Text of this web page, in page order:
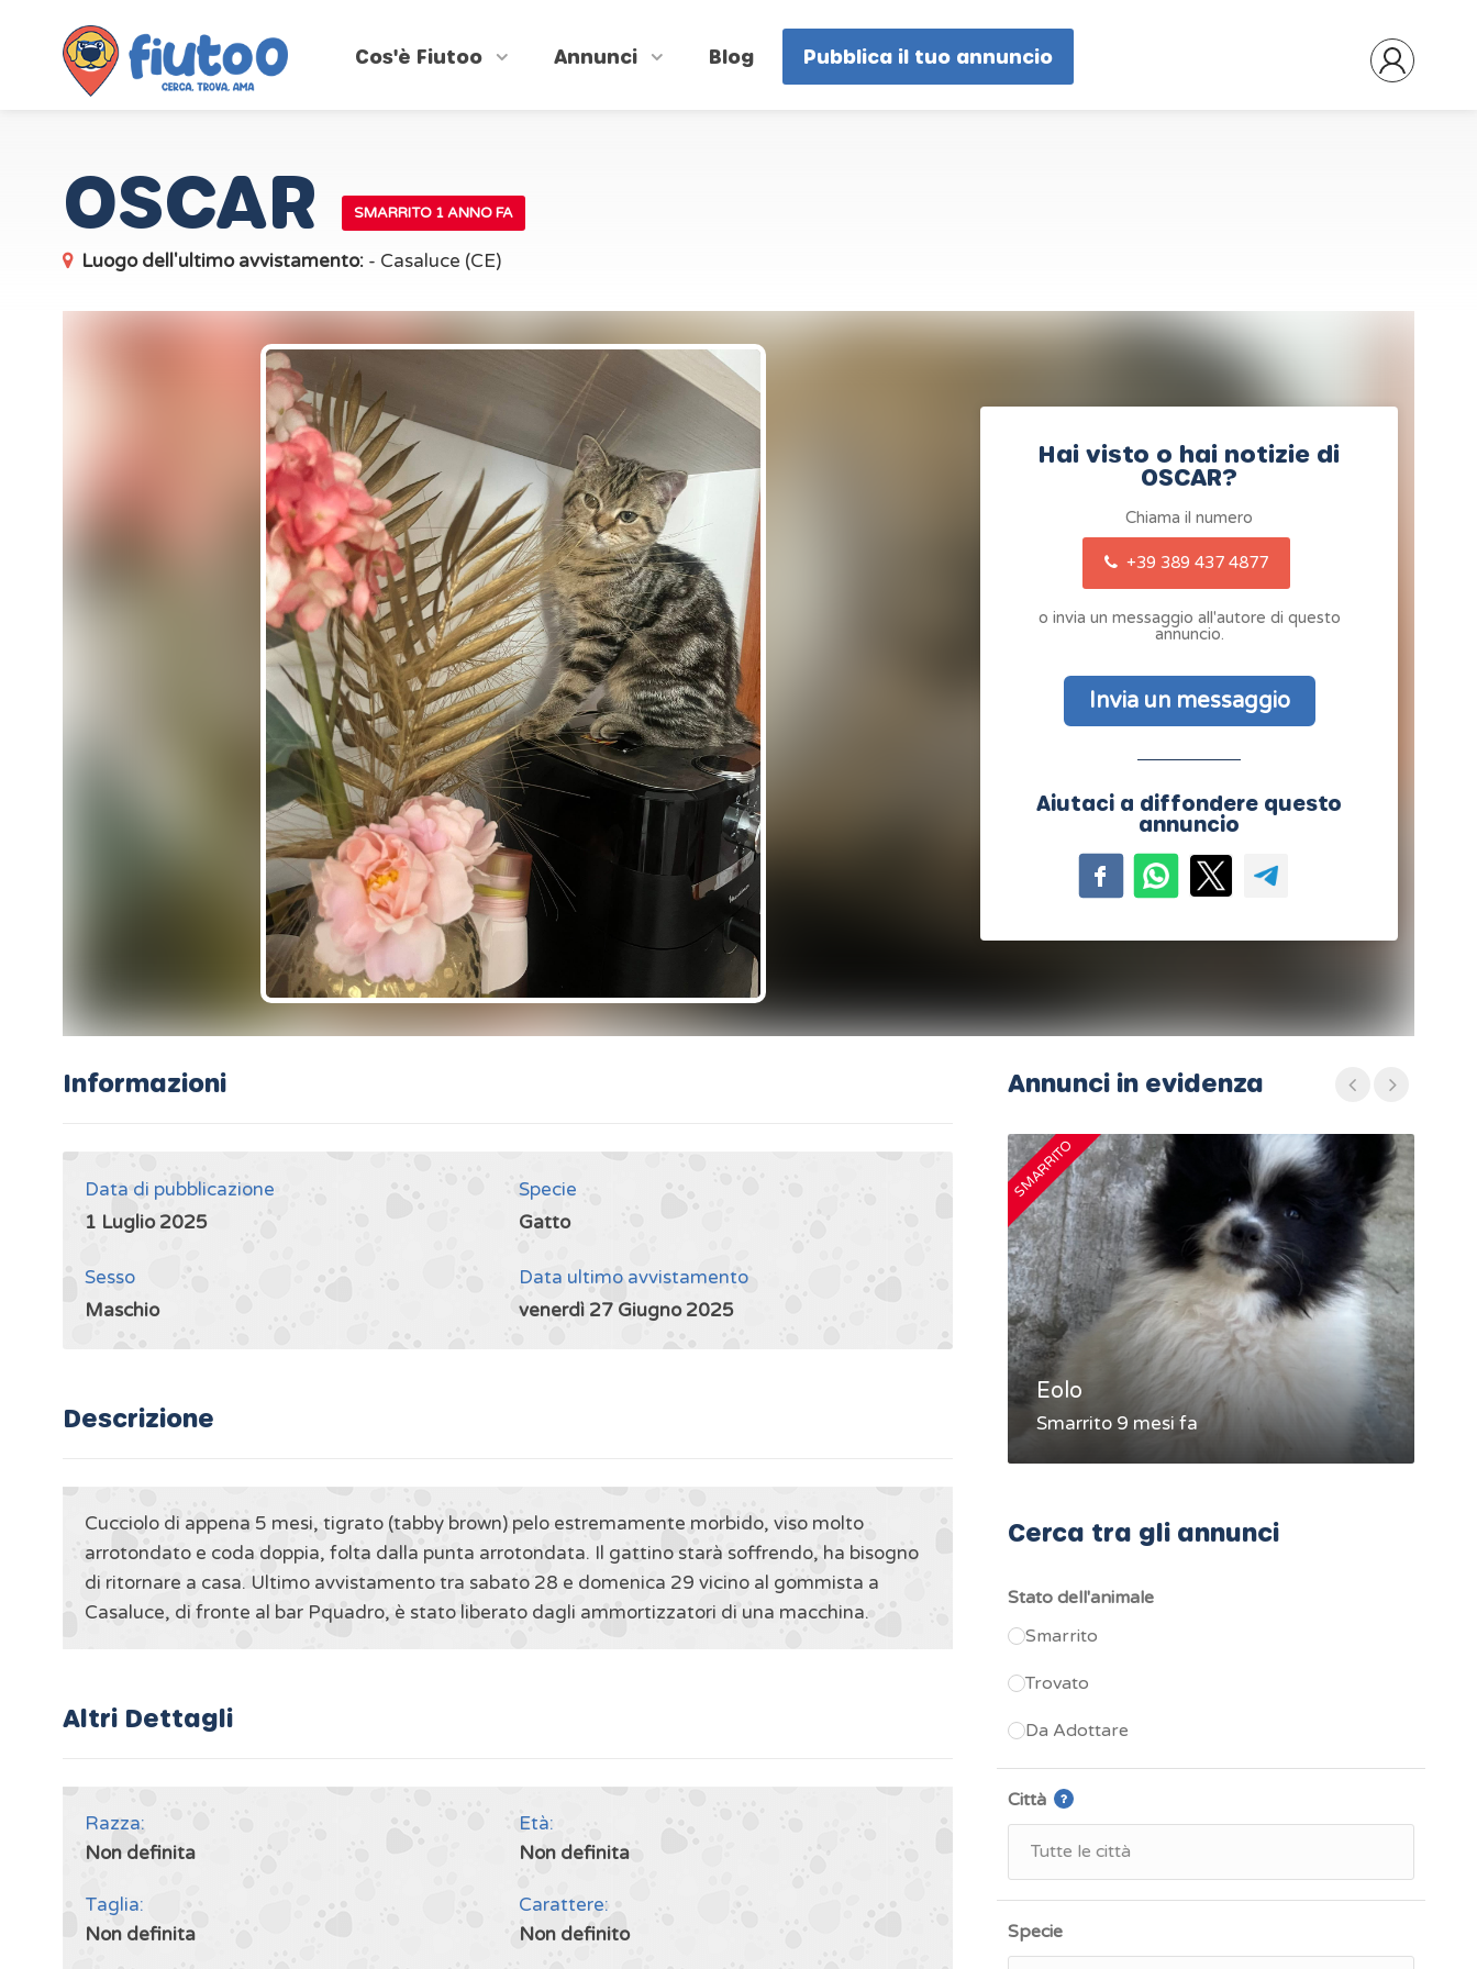
Cos'è Fiutoo Annunci Blog Pubblica il tuo annuncio
OSCAR SMARRITO 1 ANNO FA
Luogo dell'ultimo avvistamento: - Casaluce (CE)
Hai visto o hai notizie di
OSCAR?
Chiama il numero
+39 389 437 4877
o invia un messaggio all'autore di questo
annuncio.
Invia un messaggio
Aiutaci a diffondere questo
annuncio
Informazioni
Data di pubblicazione
1 Luglio 2025
Specie
Gatto
Sesso
Maschio
Data ultimo avvistamento
venerdì 27 Giugno 2025
Descrizione
Cucciolo di appena 5 mesi, tigrato (tabby brown) pelo estremamente morbido, viso molto
arrotondato e coda doppia, folta dalla punta arrotondata. Il gattino starà soffrendo, ha bisogno
di ritornare a casa. Ultimo avvistamento tra sabato 28 e domenica 29 vicino al gommista a
Casaluce, di fronte al bar Pquadro, è stato liberato dagli ammortizzatori di una macchina.
Altri Dettagli
Razza:
Non definita
Età:
Non definita
Taglia:
Non definita
Carattere:
Non definito
Annunci in evidenza
SMARRITO
Eolo
Smarrito 9 mesi fa
Cerca tra gli annunci
Stato dell'animale
Smarrito
Trovato
Da Adottare
Città
Specie